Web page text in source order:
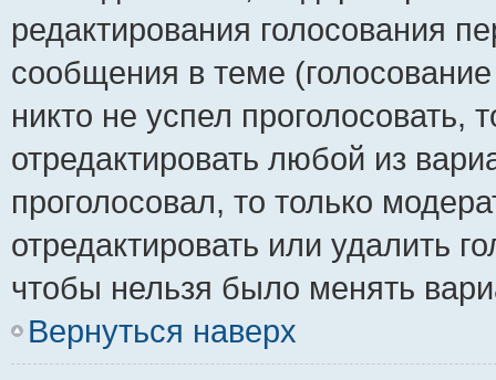
редактирования голосования
сообщения в теме
никто не успел проголосовать,
отредактировать любой из
проголосовал, то только
отредактировать или удалить
чтобы нельзя было менять
Вернуться наверх